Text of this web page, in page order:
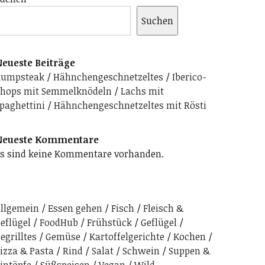
Suchen
Beiträge
Hähnchengeschnetzeltes
Iberico-
mit Semmelknödeln
Lachs mit
Hähnchengeschnetzeltes mit Rösti
Kommentare
sind keine Kommentare vorhanden.
Essen gehen Fisch
Fleisch &
FoodHub Frühstück
Geflügel
Gemüse Kartoffelgerichte
Kochen
& Pasta
Rind Salat Schwein
Suppen &